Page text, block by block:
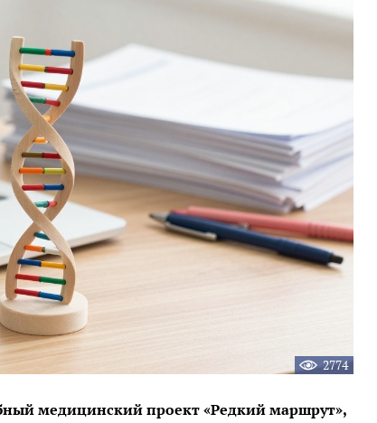
2774
медицинский проект «Редкий маршрут»,